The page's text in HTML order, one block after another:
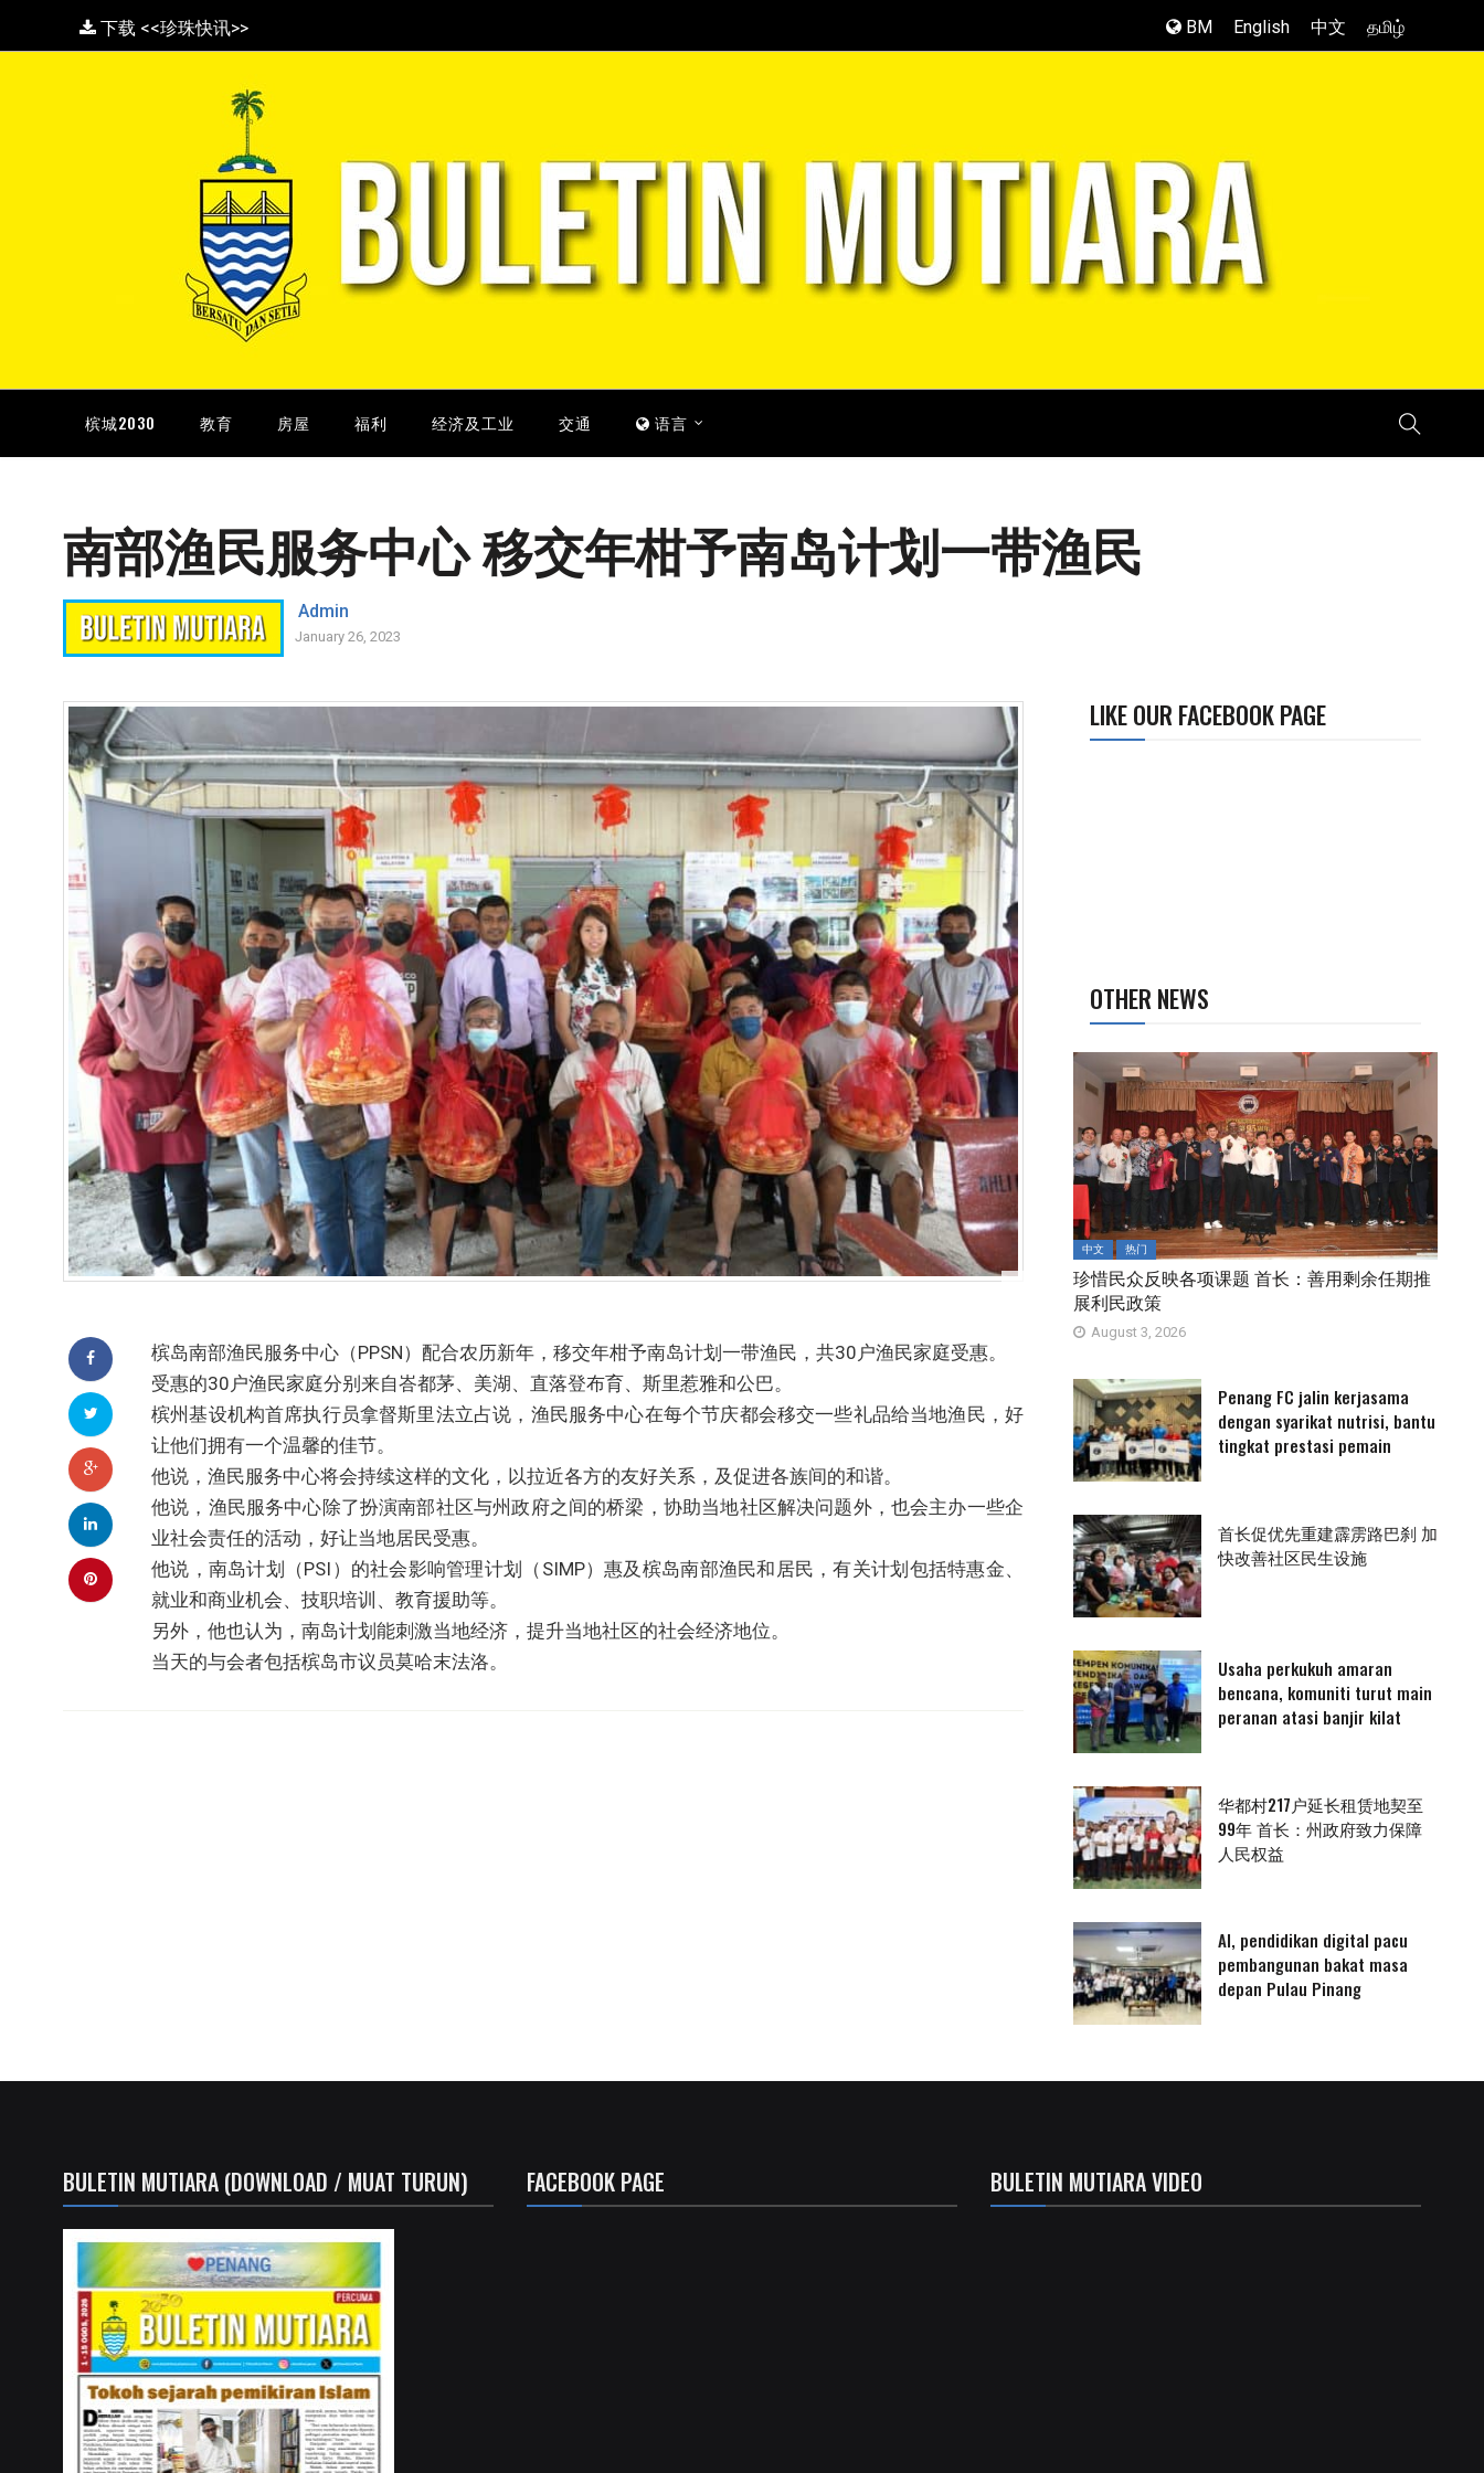
下载 <<珍珠快讯>> BM English 中文 தமிழ்
槟城2030 教育 房屋 福利 经济及工业 交通 语言
南部渔民服务中心 移交年柑予南岛计划一带渔民
Admin
January 26, 2023
槟岛南部渔民服务中心（PPSN）配合农历新年，移交年柑予南岛计划一带渔民，共30户渔民家庭受惠。
受惠的30户渔民家庭分别来自峇都茅、美湖、直落登布育、斯里惹雅和公巴。
槟州基设机构首席执行员拿督斯里法立占说，渔民服务中心在每个节庆都会移交一些礼品给当地渔民，好
让他们拥有一个温馨的佳节。
他说，渔民服务中心将会持续这样的文化，以拉近各方的友好关系，及促进各族间的和谐。
他说，渔民服务中心除了扮演南部社区与州政府之间的桥梁，协助当地社区解决问题外，也会主办一些企
业社会责任的活动，好让当地居民受惠。
他说，南岛计划（PSI）的社会影响管理计划（SIMP）惠及槟岛南部渔民和居民，有关计划包括特惠金、
就业和商业机会、技职培训、教育援助等。
另外，他也认为，南岛计划能刺激当地经济，提升当地社区的社会经济地位。
当天的与会者包括槟岛市议员莫哈末法洛。
LIKE OUR FACEBOOK PAGE
OTHER NEWS
中文 热门
珍惜民众反映各项课题 首长：善用剩余任期推
展利民政策
August 3, 2026
Penang FC jalin kerjasama
dengan syarikat nutrisi, bantu
tingkat prestasi pemain
首长促优先重建霹雳路巴刹 加
快改善社区民生设施
Usaha perkukuh amaran
bencana, komuniti turut main
peranan atasi banjir kilat
华都村217户延长租赁地契至
99年 首长：州政府致力保障
人民权益
AI, pendidikan digital pacu
pembangunan bakat masa
depan Pulau Pinang
BULETIN MUTIARA (DOWNLOAD / MUAT TURUN) FACEBOOK PAGE BULETIN MUTIARA VIDEO